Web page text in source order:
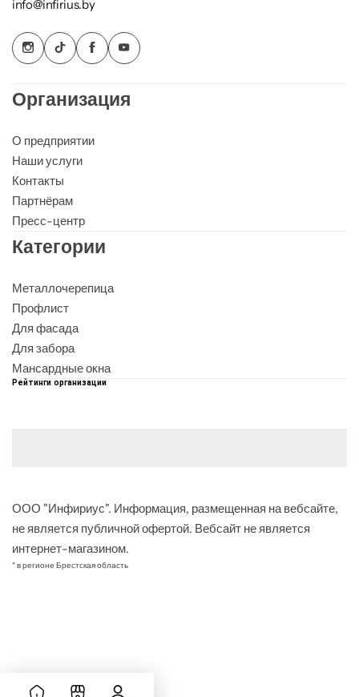
info@infirius.by
Организация
О предприятии
Наши услуги
Контакты
Партнёрам
Пресс-центр
Категории
Металлочерепица
Профлист
Для фасада
Для забора
Мансардные окна
Рейтинги организации
ООО "Инфириус". Информация, размещенная на вебсайте,
не является публичной офертой. Вебсайт не является
интернет-магазином.
* в регионе Брестская область